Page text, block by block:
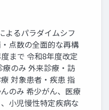
よるパラダイムシフ
点数の全面的な再構
まで 令和8年度改定
のみ 外来診療・訪
対象患者・疾患 指
のみ 希少がん、医療
小児慢性特定疾病な